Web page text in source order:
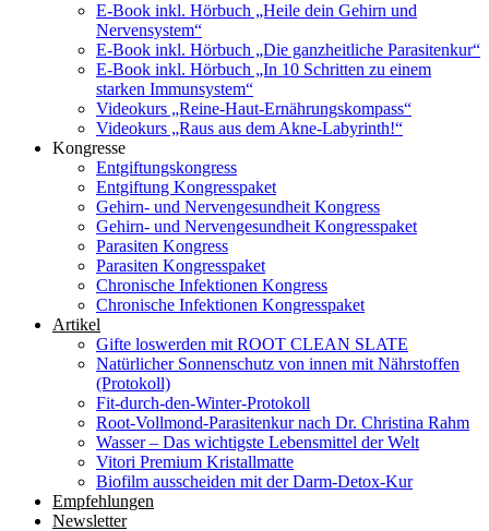
E-Book inkl. Hörbuch „Heile dein Gehirn und
Nervensystem“
E-Book inkl. Hörbuch „Die ganzheitliche Parasitenkur“
E-Book inkl. Hörbuch „In 10 Schritten zu einem
starken Immunsystem“
Videokurs „Reine-Haut-Ernährungskompass“
Videokurs „Raus aus dem Akne-Labyrinth!“
Kongresse
Entgiftungskongress
Entgiftung Kongresspaket
Gehirn- und Nervengesundheit Kongress
Gehirn- und Nervengesundheit Kongresspaket
Parasiten Kongress
Parasiten Kongresspaket
Chronische Infektionen Kongress
Chronische Infektionen Kongresspaket
Artikel
Gifte loswerden mit ROOT CLEAN SLATE
Natürlicher Sonnenschutz von innen mit Nährstoffen
(Protokoll)
Fit-durch-den-Winter-Protokoll
Root-Vollmond-Parasitenkur nach Dr. Christina Rahm
Wasser – Das wichtigste Lebensmittel der Welt
Vitori Premium Kristallmatte
Biofilm ausscheiden mit der Darm-Detox-Kur
Empfehlungen
Newsletter